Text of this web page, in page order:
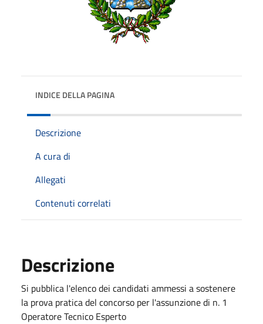
INDICE DELLA PAGINA
Descrizione
A cura di
Allegati
Contenuti correlati
Descrizione
Si pubblica l'elenco dei candidati ammessi a sostenere
la prova pratica del concorso per l'assunzione di n. 1
Operatore Tecnico Esperto